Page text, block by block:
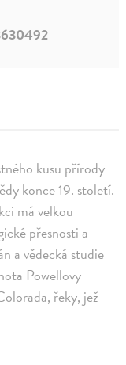
kusu přírody
konce 19. století.
má velkou
přesnosti a
a vědecká studie
Powellovy
řeky, jež